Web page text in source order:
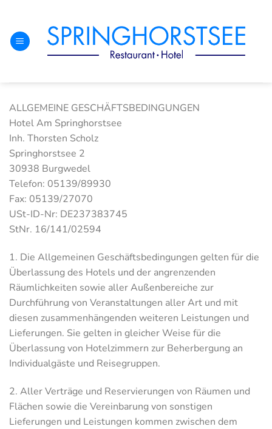
content
ALLGEMEINE GESCHÄFTSBEDINGUNGEN
Hotel Am Springhorstsee
Inh. Thorsten Scholz
Springhorstsee 2
30938 Burgwedel
Telefon: 05139/89930
Fax: 05139/27070
USt-ID-Nr: DE237383745
StNr. 16/141/02594
1. Die Allgemeinen Geschäftsbedingungen gelten für die
Überlassung des Hotels und der angrenzenden
Räumlichkeiten sowie aller Außenbereiche zur
Durchführung von Veranstaltungen aller Art und mit
diesen zusammenhängenden weiteren Leistungen und
Lieferungen. Sie gelten in gleicher Weise für die
Überlassung von Hotelzimmern zur Beherbergung an
Individualgäste und Reisegruppen.
2. Aller Verträge und Reservierungen von Räumen und
Flächen sowie die Vereinbarung von sonstigen
Lieferungen und Leistungen kommen zwischen dem